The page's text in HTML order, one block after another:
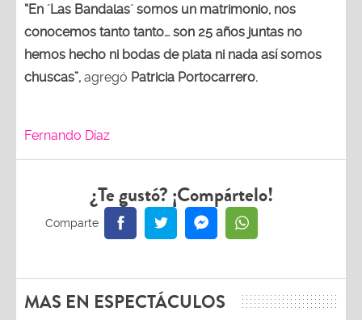
“En ´Las Bandalas´ somos un matrimonio, nos
conocemos tanto tanto… son 25 años juntas no
hemos hecho ni bodas de plata ni nada así somos
chuscas”, agregó Patricia Portocarrero.
Fernando Díaz
¿Te gustó? ¡Compártelo!
MAS EN ESPECTÁCULOS